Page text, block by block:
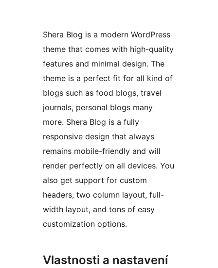
Shera Blog is a modern WordPress
theme that comes with high-quality
features and minimal design. The
theme is a perfect fit for all kind of
blogs such as food blogs, travel
journals, personal blogs many
more. Shera Blog is a fully
responsive design that always
remains mobile-friendly and will
render perfectly on all devices. You
also get support for custom
headers, two column layout, full-
width layout, and tons of easy
customization options.
Vlastnosti a nastavení